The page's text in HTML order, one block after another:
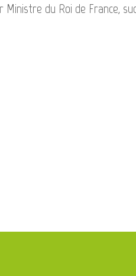
du Roi de France,